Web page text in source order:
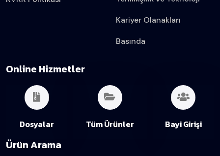
Kariyer Olanakları
Basında
Online Hizmetler
Dosyalar Tüm Ürünler Bayi Girişi
Ürün Arama